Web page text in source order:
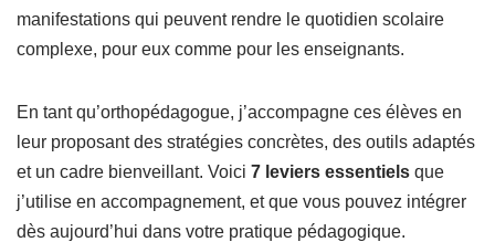
manifestations qui peuvent rendre le quotidien scolaire
complexe, pour eux comme pour les enseignants.
En tant qu’orthopédagogue, j’accompagne ces élèves en
leur proposant des stratégies concrètes, des outils adaptés
et un cadre bienveillant. Voici 7 leviers essentiels que
j’utilise en accompagnement, et que vous pouvez intégrer
dès aujourd’hui dans votre pratique pédagogique.